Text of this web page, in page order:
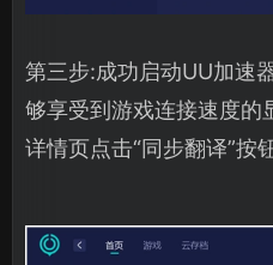
第三步:成功启动UU加速
够享受到游戏连接速度的
详情页点击“同步翻译”按钮